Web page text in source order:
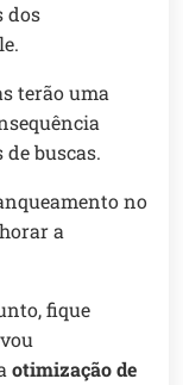
dos
terão uma
buscas.
no
a
fique
otimização de